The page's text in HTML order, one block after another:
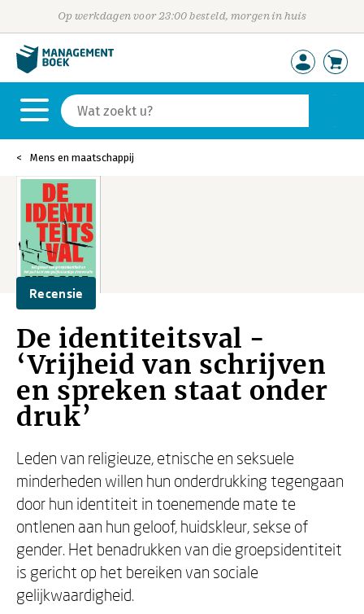
Op werkdagen voor 23:00 besteld, morgen in huis
Mens en maatschappij
Recensie
De identiteitsval -
‘Vrijheid van schrijven
en spreken staat onder
druk’
Leden van religieuze, etnische en seksuele
minderheden willen hun onderdrukking tegengaan
door hun identiteit in toenemende mate te
ontlenen aan hun geloof, huidskleur, sekse of
gender. Het benadrukken van die groepsidentiteit
is gericht op het bereiken van sociale
gelijkwaardigheid.